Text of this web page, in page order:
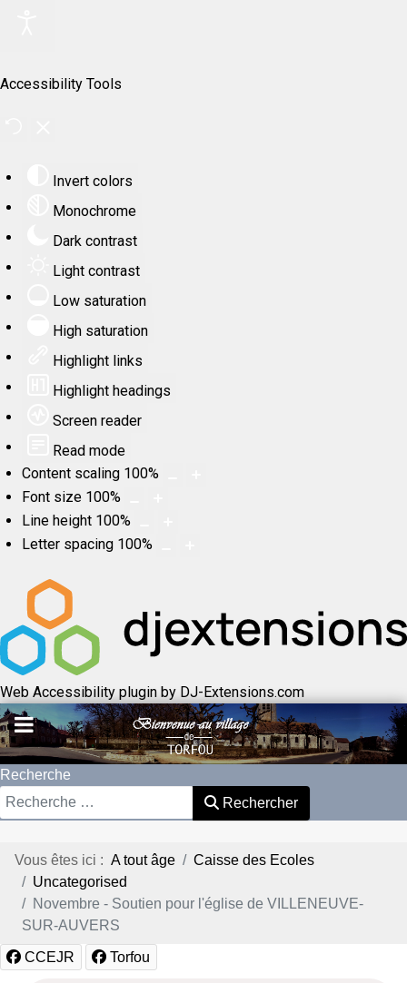
Accessibility Tools
Invert colors
Monochrome
Dark contrast
Light contrast
Low saturation
High saturation
Highlight links
Highlight headings
Screen reader
Read mode
Content scaling 100%
Font size 100%
Line height 100%
Letter spacing 100%
Web Accessibility plugin by DJ-Extensions.com
Recherche
Rechercher
Vous êtes ici : A tout âge
Caisse des Ecoles
Uncategorised
Novembre - Soutien pour l'église de VILLENEUVE-
SUR-AUVERS
CCEJR Torfou